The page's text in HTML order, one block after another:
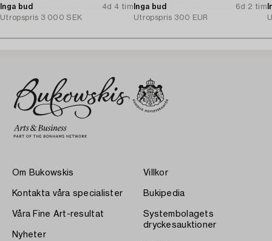
Inga bud
4d 4 tim
Utropspris 3 000 SEK
Inga bud
6d 2 tim
Utropspris 300 EUR
Om Bukowskis
Kontakta våra specialister
Våra Fine Art-resultat
Nyheter
Villkor
Bukipedia
Systembolagets
dryckesauktioner